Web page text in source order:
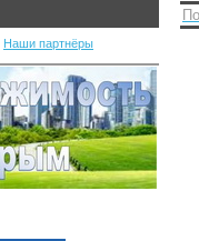
Наши партнёры